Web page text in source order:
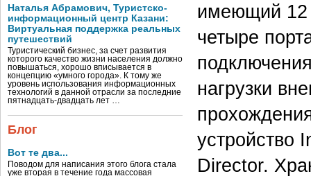
Наталья Абрамович, Туристско-
информационный центр Казани:
Виртуальная поддержка реальных
путешествий
Туристический бизнес, за счет развития
которого качество жизни населения должно
повышаться, хорошо вписывается в
концепцию «умного города». К тому же
уровень использования информационных
технологий в данной отрасли за последние
пятнадцать-двадцать лет …
Блог
Вот те два...
Поводом для написания этого блога стала
уже вторая в течение года массовая
имеющий 12
четыре
нагрузки
устройство
Director.